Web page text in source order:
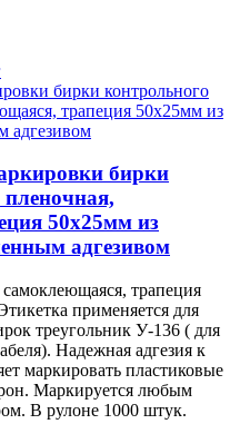
бирки
50х25мм из
адгезивом
трапеция
применяется для
треугольник У-136 ( для
Надежная адгезия к
маркировать пластиковые
Маркируется любым
В рулоне 1000 штук.